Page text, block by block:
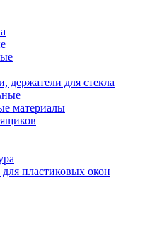
держатели для стекла
материалы
пластиковых окон